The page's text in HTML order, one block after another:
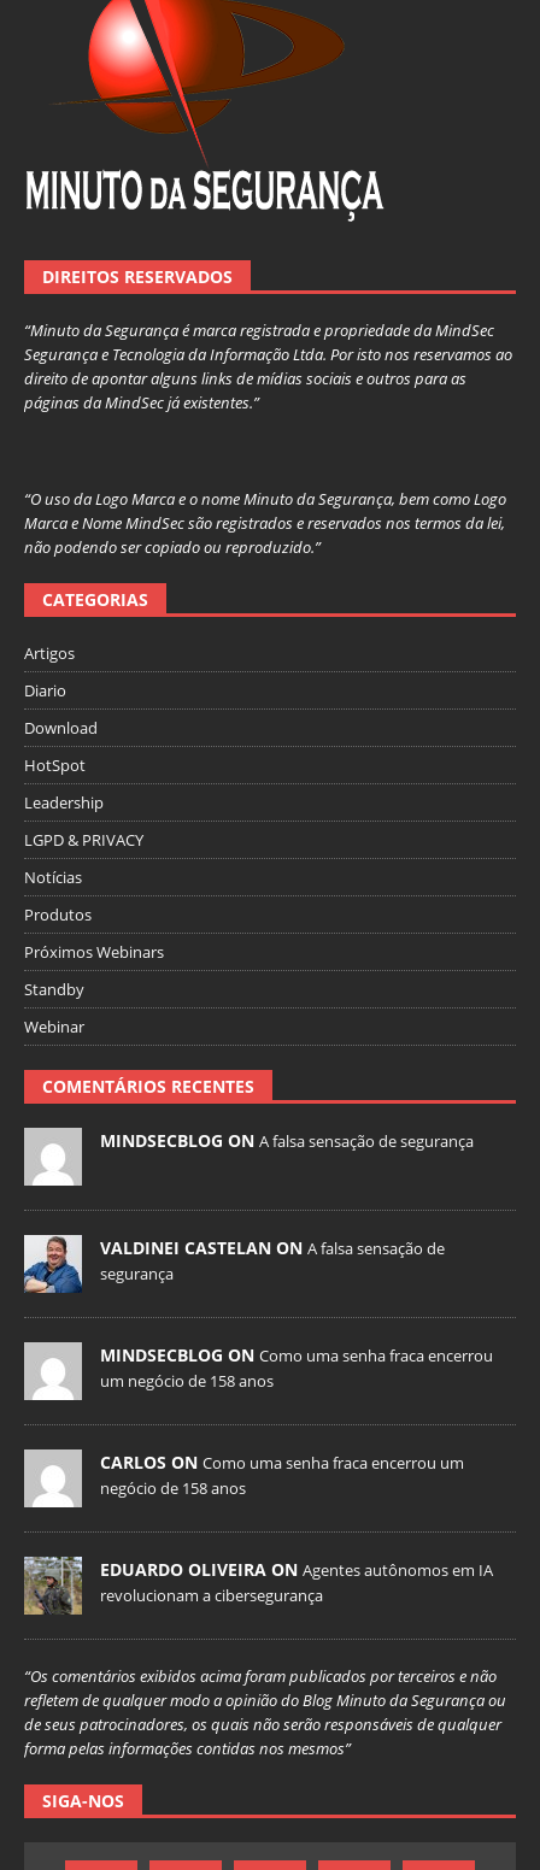
DIREITOS RESERVADOS
“Minuto da Segurança é marca registrada e propriedade da MindSec
Segurança e Tecnologia da Informação Ltda. Por isto nos reservamos ao
direito de apontar alguns links de mídias sociais e outros para as
páginas da MindSec já existentes.”
“O uso da Logo Marca e o nome Minuto da Segurança, bem como Logo
Marca e Nome MindSec são registrados e reservados nos termos da lei,
não podendo ser copiado ou reproduzido.”
CATEGORIAS
Artigos
Diario
Download
HotSpot
Leadership
LGPD & PRIVACY
Notícias
Produtos
Próximos Webinars
Standby
Webinar
COMENTÁRIOS RECENTES
MINDSECBLOG ON A falsa sensação de segurança
VALDINEI CASTELAN ON A falsa sensação de
segurança
MINDSECBLOG ON Como uma senha fraca encerrou
um negócio de 158 anos
CARLOS ON Como uma senha fraca encerrou um
negócio de 158 anos
EDUARDO OLIVEIRA ON Agentes autônomos em IA
revolucionam a cibersegurança
“Os comentários exibidos acima foram publicados por terceiros e não
refletem de qualquer modo a opinião do Blog Minuto da Segurança ou
de seus patrocinadores, os quais não serão responsáveis de qualquer
forma pelas informações contidas nos mesmos”
SIGA-NOS